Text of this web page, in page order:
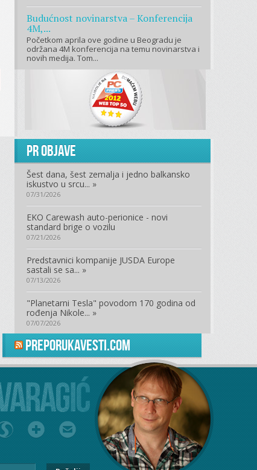
Budućnost novinarstva – Konferencija
4M,...
Početkom aprila ove godine u Beogradu je
održana 4M konferencija na temu novinarstva i
novih medija. Tom...
PR objave
Šest dana, šest zemalja i jedno balkansko
iskustvo u srcu... »
07/31/2026
EKO Carewash auto-perionice - novi
standard brige o vozilu
07/21/2026
Predstavnici kompanije JUSDA Europe
sastali se sa... »
07/13/2026
"Planetarni Tesla" povodom 170 godina od
rođenja Nikole... »
07/07/2026
PreporukaVesti.com